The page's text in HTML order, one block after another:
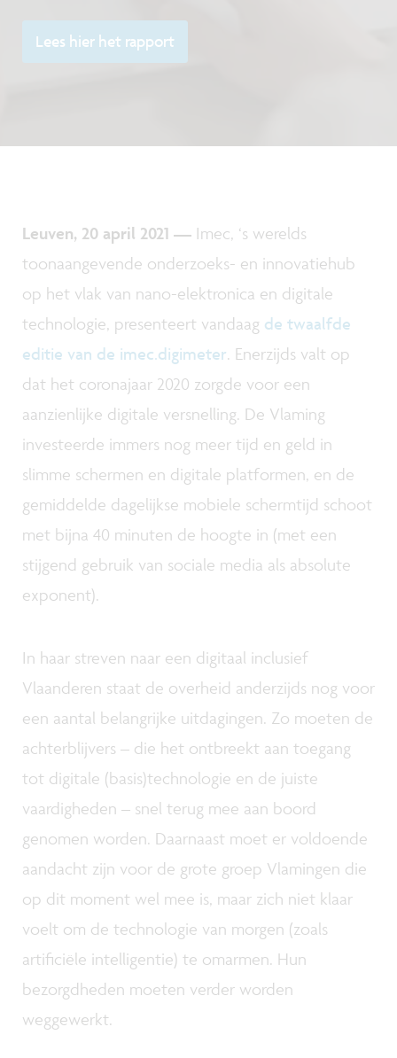
Lees hier het rapport
Leuven, 20 april 2021 — Imec, ‘s werelds
toonaangevende onderzoeks- en innovatiehub
op het vlak van nano-elektronica en digitale
technologie, presenteert vandaag de twaalfde
editie van de imec.digimeter. Enerzijds valt op
dat het coronajaar 2020 zorgde voor een
aanzienlijke digitale versnelling. De Vlaming
investeerde immers nog meer tijd en geld in
slimme schermen en digitale platformen, en de
gemiddelde dagelijkse mobiele schermtijd schoot
met bijna 40 minuten de hoogte in (met een
stijgend gebruik van sociale media als absolute
exponent).
In haar streven naar een digitaal inclusief
Vlaanderen staat de overheid anderzijds nog voor
een aantal belangrijke uitdagingen. Zo moeten de
achterblijvers – die het ontbreekt aan toegang
tot digitale (basis)technologie en de juiste
vaardigheden – snel terug mee aan boord
genomen worden. Daarnaast moet er voldoende
aandacht zijn voor de grote groep Vlamingen die
op dit moment wel mee is, maar zich niet klaar
voelt om de technologie van morgen (zoals
artificiële intelligentie) te omarmen. Hun
bezorgdheden moeten verder worden
weggewerkt.